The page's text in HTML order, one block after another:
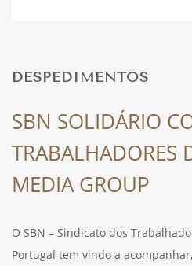
FÉRIAS
SAÚDE
DESPEDIMENTOS
SBN SOLIDÁRIO
TRABALHADORES
MEDIA GROUP
O SBN – Sindicato dos
Portugal tem vindo a